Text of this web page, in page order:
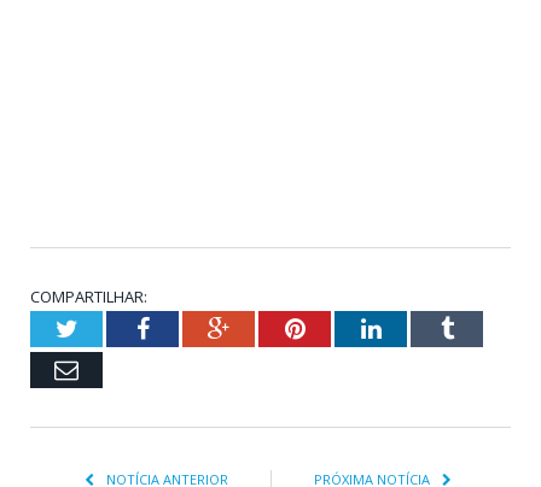
COMPARTILHAR:
TwitterFacebookGoogle+PinterestLinkedInTumblr
Email
NOTÍCIA ANTERIOR PRÓXIMA NOTÍCIA